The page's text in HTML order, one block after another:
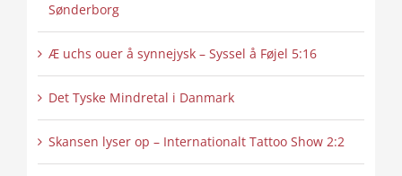
Sønderborg
Æ uchs ouer å synnejysk – Syssel å Føjel 5:16
Det Tyske Mindretal i Danmark
Skansen lyser op – Internationalt Tattoo Show 2:2